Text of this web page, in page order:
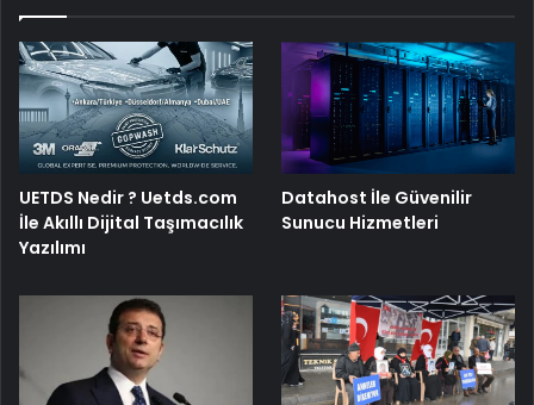
UETDS Nedir ? Uetds.com
İle Akıllı Dijital Taşımacılık
Yazılımı
Datahost İle Güvenilir
Sunucu Hizmetleri